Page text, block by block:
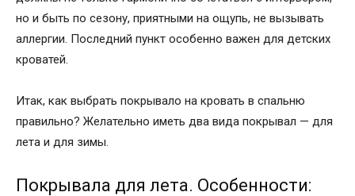
но и быть по сезону, приятными на ощупь, не вызывать
аллергии. Последний пункт особенно важен для детских
кроватей.
Итак, как выбрать покрывало на кровать в спальню
правильно? Желательно иметь два вида покрывал — для
лета и для зимы.
Покрывала для лета. Особенности: